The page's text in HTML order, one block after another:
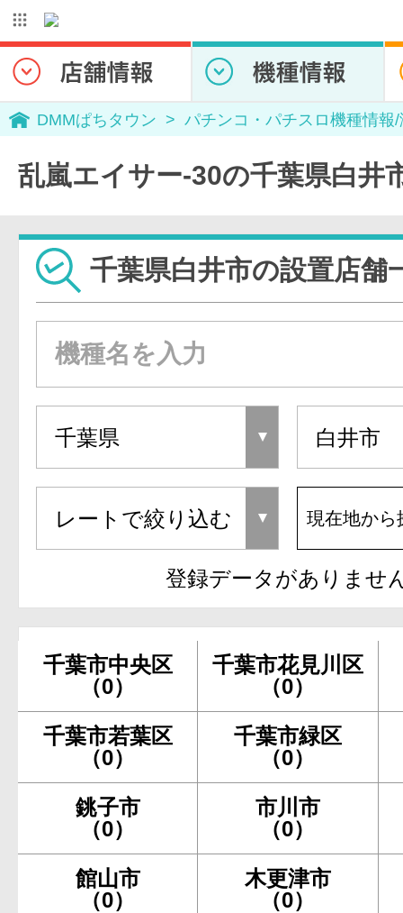
DMMぱちタウン パチンコ・パチスロ機種情報
乱嵐エイサー-30の千葉県白井
千葉県白井市の設置店舗
現在地から
登録データがありませ
千葉市中央区
（0）
千葉市花見川区
（0）
千葉市若葉区
（0）
千葉市緑区
（0）
銚子市
（0）
市川市
（0）
館山市
（0）
木更津市
（0）